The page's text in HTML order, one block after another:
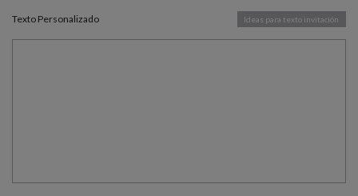
Texto Personalizado Ideas para texto invitación